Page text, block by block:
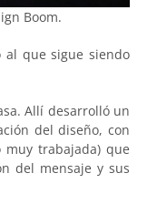
Boom.
al que sigue siendo
Allí desarrolló un
del diseño, con
muy trabajada) que
del mensaje y sus